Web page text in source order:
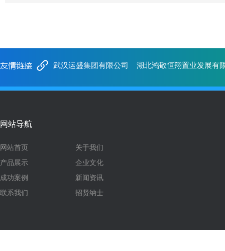
武汉运盛集团有限公司 湖北鸿敬恒翔置业发展有
网站导航
网站首页
关于我们
产品展示
企业文化
成功案例
新闻资讯
联系我们
招贤纳士